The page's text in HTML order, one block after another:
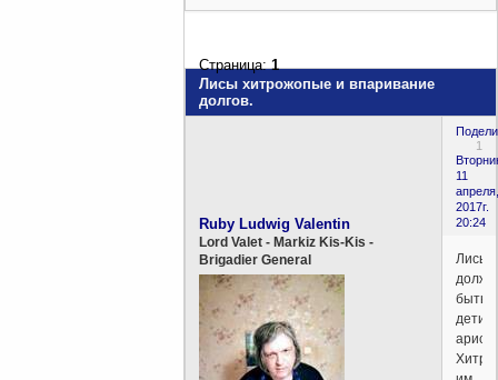
Лисы хитрожопые и впаривание
долгов.
Страница:1
1
11
апреля,
2017г.
20:24
Ruby Ludwig Valentin
Lord Valet - Markiz Kis-Kis -
Brigadier General
Лисы
быть
дети